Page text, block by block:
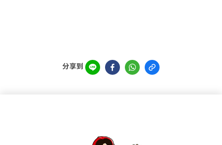
分享到